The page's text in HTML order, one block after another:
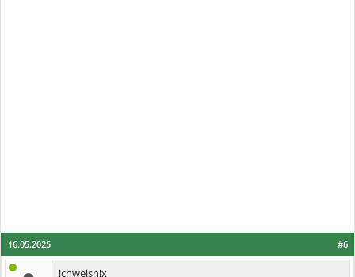
#6
16.05.2025
ichweisnix